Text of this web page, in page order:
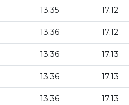
13.35 17.12
13.36 17.12
13.36 17.13
13.36 17.13
13.36 17.13